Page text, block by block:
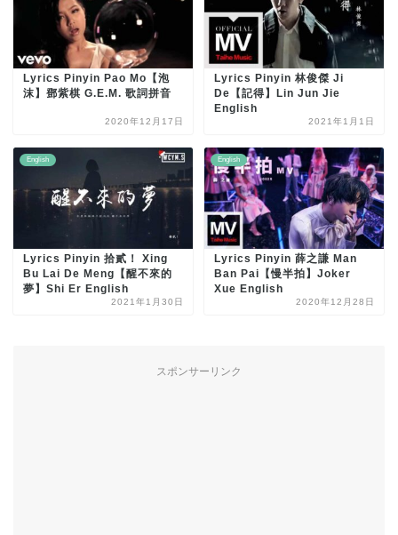
Lyrics Pinyin Pao Mo【泡
沫】鄧紫棋 G.E.M. 歌詞拼音
2020年12月17日
Lyrics Pinyin 林俊傑 Ji
De【記得】Lin Jun Jie
English
2021年1月1日
English
Lyrics Pinyin 拾貳！ Xing
Bu Lai De Meng【醒不來的
夢】Shi Er English
2021年1月30日
English
Lyrics Pinyin 薛之謙 Man
Ban Pai【慢半拍】Joker
Xue English
2020年12月28日
スポンサーリンク